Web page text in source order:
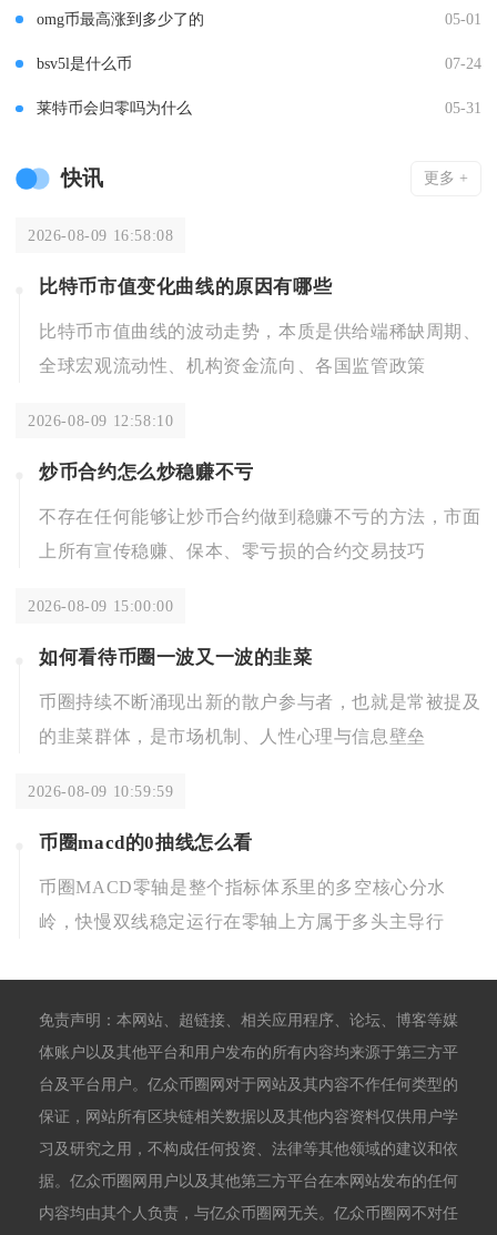
omg币最高涨到多少了的 05-01
bsv5l是什么币 07-24
莱特币会归零吗为什么 05-31
快讯 更多 +
2026-08-09 16:58:08
比特币市值变化曲线的原因有哪些
比特币市值曲线的波动走势，本质是供给端稀缺周期、
全球宏观流动性、机构资金流向、各国监管政策
2026-08-09 12:58:10
炒币合约怎么炒稳赚不亏
不存在任何能够让炒币合约做到稳赚不亏的方法，市面
上所有宣传稳赚、保本、零亏损的合约交易技巧
2026-08-09 15:00:00
如何看待币圈一波又一波的韭菜
币圈持续不断涌现出新的散户参与者，也就是常被提及
的韭菜群体，是市场机制、人性心理与信息壁垒
2026-08-09 10:59:59
币圈macd的0抽线怎么看
币圈MACD零轴是整个指标体系里的多空核心分水
岭，快慢双线稳定运行在零轴上方属于多头主导行
免责声明：本网站、超链接、相关应用程序、论坛、博客等媒
体账户以及其他平台和用户发布的所有内容均来源于第三方平
台及平台用户。亿众币圈网对于网站及其内容不作任何类型的
保证，网站所有区块链相关数据以及其他内容资料仅供用户学
习及研究之用，不构成任何投资、法律等其他领域的建议和依
据。亿众币圈网用户以及其他第三方平台在本网站发布的任何
内容均由其个人负责，与亿众币圈网无关。亿众币圈网不对任